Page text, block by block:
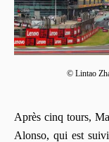
© Lintao
Après cinq tours,
Alonso, qui est